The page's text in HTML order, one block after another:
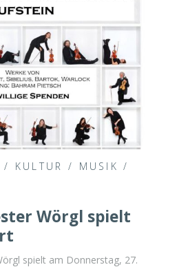
/ KULTUR / MUSIK /
Wörgl spielt
spielt am Donnerstag, 27.